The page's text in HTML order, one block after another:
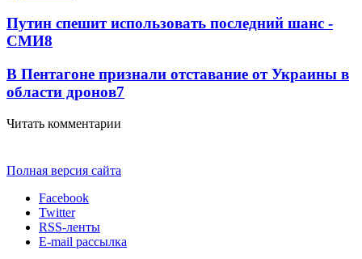
Путин спешит использовать последний шанс -
СМИ8
В Пентагоне признали отставание от Украины в
области дронов7
Читать комментарии
Полная версия сайта
Facebook
Twitter
RSS-ленты
E-mail рассылка